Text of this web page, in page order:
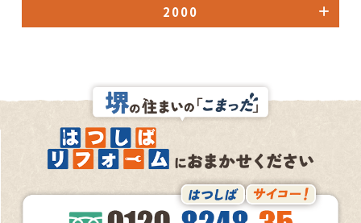
2000